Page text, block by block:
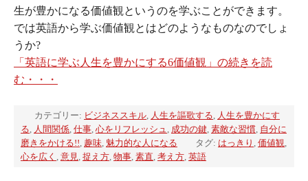
生が豊かになる価値観というのを学ぶことができます。
では英語から学ぶ価値観とはどのようなものなのでしょ
うか?
「英語に学ぶ人生を豊かにする6価値観」の続きを読
む・・・
カテゴリー: ビジネススキル 人生を謳歌する
人生を豊かにす
る
人間関係 仕事 心をリフレッシュ 成功の鍵 素敵な習慣 自分に
磨きをかける!! 趣味 魅力的な人になる タグ: はっきり 価値観
心を広く
意見 捉え方 物事 素直 考え方 英語